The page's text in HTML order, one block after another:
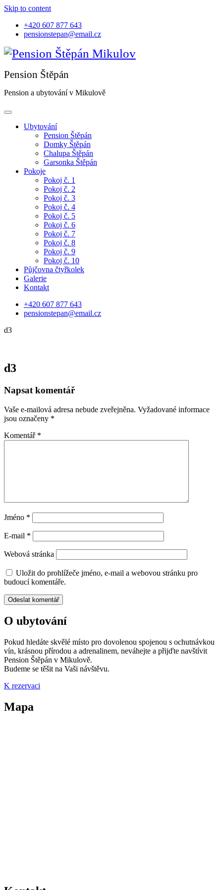
Skip to content
+420 607 877 643
pensionstepan@email.cz
Pension a ubytování v Mikulově
Ubytování
Pension Štěpán
Domky Štěpán
Chalupa Štěpán
Garsonka Štěpán
Pokoje
Pokoj č. 1
Pokoj č. 2
Pokoj č. 3
Pokoj č. 4
Pokoj č. 5
Pokoj č. 6
Pokoj č. 7
Pokoj č. 8
Pokoj č. 9
Pokoj č. 10
Půjčovna čtyřkolek
Galerie
Kontakt
+420 607 877 643
pensionstepan@email.cz
d3
d3
Napsat komentář
Vaše e-mailová adresa nebude zveřejněna. Vyžadované informace
jsou označeny *
Komentář *
Jméno *
E-mail *
Webová stránka
Uložit do prohlížeče jméno, e-mail a webovou stránku pro
budoucí komentáře.
O ubytování
Pokud hledáte skvělé místo pro dovolenou spojenou s ochutnávkou
vín, krásnou přírodou a adrenalinem, neváhejte a přijďte navštívit
Pension Štěpán v Mikulově.
Budeme se těšit na Vaši návštěvu.
K rezervaci
Mapa